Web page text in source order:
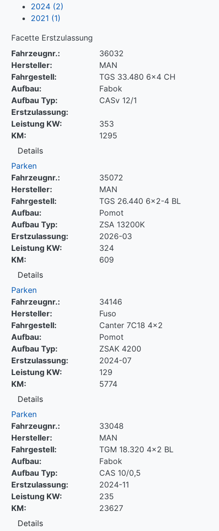
2024 (2)
2021 (1)
Facette Erstzulassung
Fahrzeugnr.:
36032
Hersteller:
MAN
Fahrgestell:
TGS 33.480 6x4 CH
Aufbau:
Fabok
Aufbau Typ:
CASv 12/1
Erstzulassung:
Leistung KW:
353
KM:
1295
Details
Parken
Fahrzeugnr.:
35072
Hersteller:
MAN
Fahrgestell:
TGS 26.440 6x2-4 BL
Aufbau:
Pomot
Aufbau Typ:
ZSA 13200K
Erstzulassung:
2026-03
Leistung KW:
324
KM:
609
Details
Parken
Fahrzeugnr.:
34146
Hersteller:
Fuso
Fahrgestell:
Canter 7C18 4x2
Aufbau:
Pomot
Aufbau Typ:
ZSAK 4200
Erstzulassung:
2024-07
Leistung KW:
129
KM:
5774
Details
Parken
Fahrzeugnr.:
33048
Hersteller:
MAN
Fahrgestell:
TGM 18.320 4x2 BL
Aufbau:
Fabok
Aufbau Typ:
CAS 10/0,5
Erstzulassung:
2024-11
Leistung KW:
235
KM:
23627
Details